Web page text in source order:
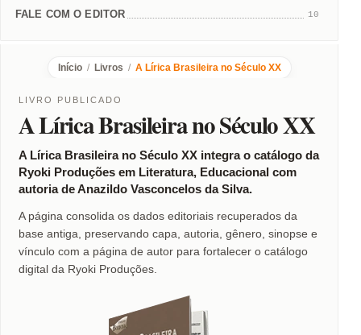
FALE COM O EDITOR 10
Início / Livros / A Lírica Brasileira no Século XX
LIVRO PUBLICADO
A Lírica Brasileira no Século XX
A Lírica Brasileira no Século XX integra o catálogo da
Ryoki Produções em Literatura, Educacional com
autoria de Anazildo Vasconcelos da Silva.
A página consolida os dados editoriais recuperados da
base antiga, preservando capa, autoria, gênero, sinopse e
vínculo com a página de autor para fortalecer o catálogo
digital da Ryoki Produções.